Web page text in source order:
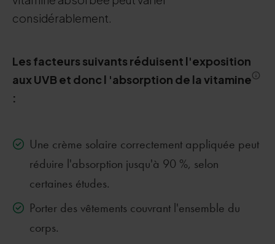
considérablement.
Les facteurs suivants réduisent l'exposition
aux UVB et donc l 'absorption de lavitamine
:
Une crème solaire correctement appliquée peut
réduire l'absorption jusqu'à 90 %, selon
certaines études.
Porter des vêtements couvrant l'ensemble du
corps.